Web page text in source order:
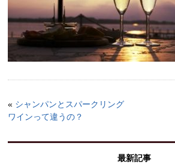
« シャンパンとスパークリング
ワインって違うの？
最新記事